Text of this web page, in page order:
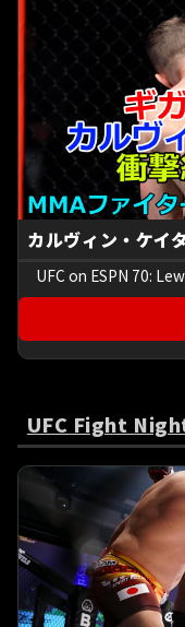
カルヴィン・ケイ
UFC on ESPN 70:
UFC Fight